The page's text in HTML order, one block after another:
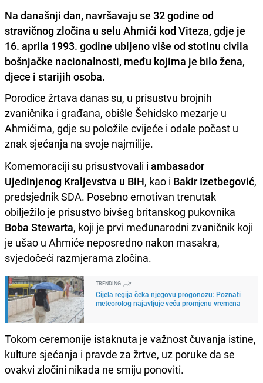
Na današnji dan, navršavaju se 32 godine od
stravičnog zločina u selu Ahmići kod Viteza, gdje je
16. aprila 1993. godine ubijeno više od stotinu civila
bošnjačke nacionalnosti, među kojima je bilo žena,
djece i starijih osoba.
Porodice žrtava danas su, u prisustvu brojnih
zvaničnika i građana, obišle Šehidsko mezarje u
Ahmićima, gdje su položile cvijeće i odale počast u
znak sjećanja na svoje najmilije.
Komemoraciji su prisustvovali i ambasador
Ujedinjenog Kraljevstva u BiH, kao i Bakir Izetbegović,
predsjednik SDA. Posebno emotivan trenutak
obilježilo je prisustvo bivšeg britanskog pukovnika
Boba Stewarta, koji je prvi međunarodni zvaničnik koji
je ušao u Ahmiće neposredno nakon masakra,
svjedočeći razmjerama zločina.
TRENDING
Cijela regija čeka njegovu progonozu: Poznati
meteorolog najavljuje veću promjenu vremena
Tokom ceremonije istaknuta je važnost čuvanja istine,
kulture sjećanja i pravde za žrtve, uz poruke da se
ovakvi zločini nikada ne smiju ponoviti.